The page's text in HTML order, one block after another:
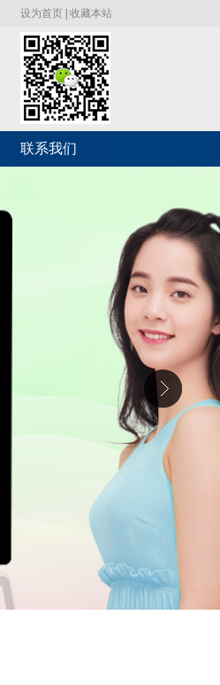
设为首页 收藏本站
联系我们